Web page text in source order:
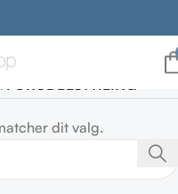
dit valg.